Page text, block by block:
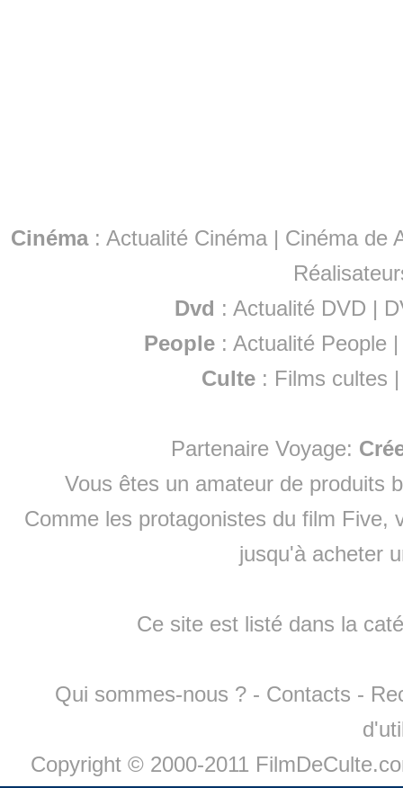
Cinéma: Actualité Cinéma | Cinéma de
Dvd : Actualité DVD |
People :Actualité People
Culte : Films cultes
Partenaire Voyage:
Vous êtes un amateur de produits
Comme les protagonistes du film Five,
jusqu'à acheter
Ce site est listé dans la
Qui sommes-nous ? - Contacts -
Copyright © 2000-2011